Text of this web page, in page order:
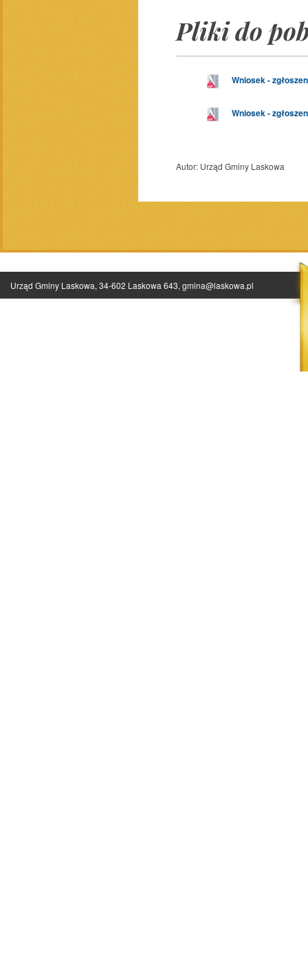
Pliki do
Wniosek -
Wniosek -
Autor: Urząd Gminy Laskowa
Urząd Gminy Laskowa, 34-602 Laskowa 643, gmina@laskowa.pl